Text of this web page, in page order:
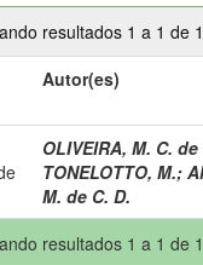
resultados 1 a 1 de 1
Autor(es)
OLIVEIRA, M. C. de
TONELOTTO, M.;
M. de C. D.
resultados 1 a 1 de 1